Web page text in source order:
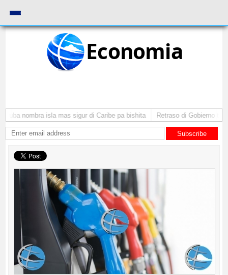
Economia
nombra isla mas sigur di Caribe pa bishita Retraso di Gobierno ta
Subscribe